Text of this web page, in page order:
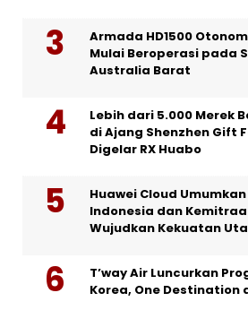
Armada HD1500
Mulai Beroperasi pada
Australia Barat
Lebih dari 5.000 Merek
di Ajang Shenzhen Gift
Digelar RX Huabo
Huawei Cloud
Indonesia dan
Wujudkan Kekuatan
T’way Air Luncurkan
Korea, One Destination